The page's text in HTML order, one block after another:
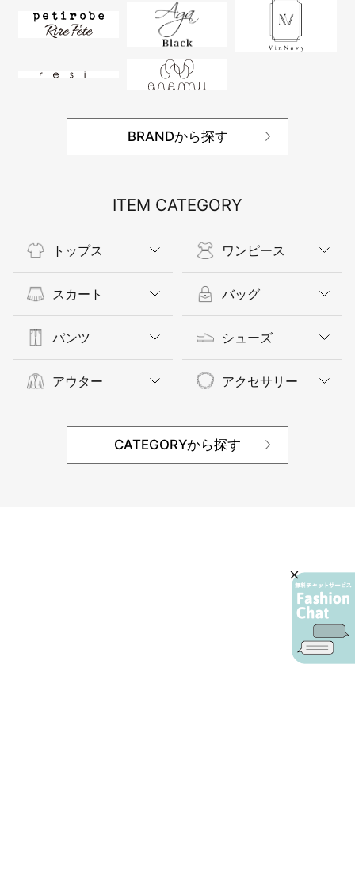
BRANDから探す
ITEM CATEGORY
トップス
スカート
パンツ
アウター
ワンピース
バッグ
シューズ
アクセサリー
CATEGORYから探す